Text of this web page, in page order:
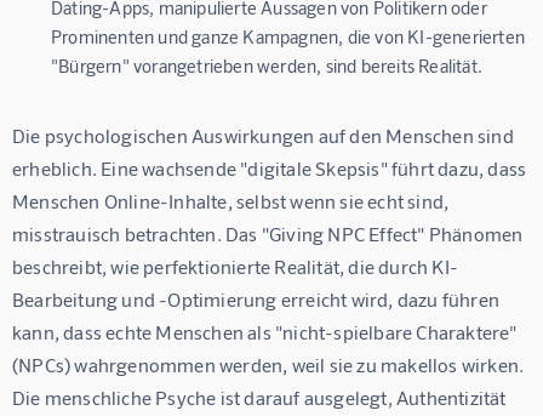
Dating-Apps, manipulierte Aussagen von Politikern oder
Prominenten und ganze Kampagnen, die von KI-generierten
"Bürgern" vorangetrieben werden, sind bereits Realität.
Die psychologischen Auswirkungen auf den Menschen sind
erheblich. Eine wachsende "digitale Skepsis" führt dazu, dass
Menschen Online-Inhalte, selbst wenn sie echt sind,
misstrauisch betrachten. Das "Giving NPC Effect" Phänomen
beschreibt, wie perfektionierte Realität, die durch KI-
Bearbeitung und -Optimierung erreicht wird, dazu führen
kann, dass echte Menschen als "nicht-spielbare Charaktere"
(NPCs) wahrgenommen werden, weil sie zu makellos wirken.
Die menschliche Psyche ist darauf ausgelegt, Authentizität